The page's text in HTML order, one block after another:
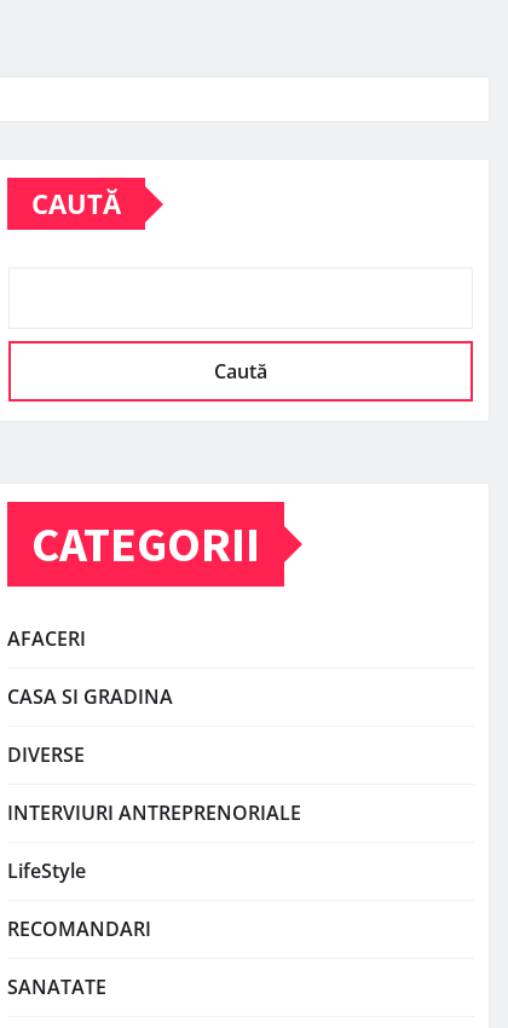
CAUTĂ
Caută
CATEGORII
AFACERI
CASA SI GRADINA
DIVERSE
INTERVIURI ANTREPRENORIALE
LifeStyle
RECOMANDARI
SANATATE